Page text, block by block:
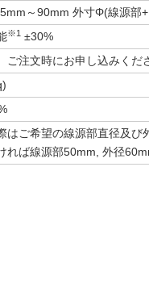
～90mm 外寸Φ(線源部
※1 ±30%
ご注文時にお申し込みくだ
はご希望の線源部直径及び
れば線源部50mm, 外径